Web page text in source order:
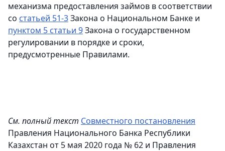
механизма предоставления займов в соответствии
со статьей 51-3Закона о Национальном Банке и
пунктом 5 статьи 9Закона о государственном
регулировании в порядке и сроки,
предусмотренные Правилами.
См. полный текст Совместного постановления
Правления Национального Банка Республики
Казахстан от 5 мая 2020 года № 62 и Правления